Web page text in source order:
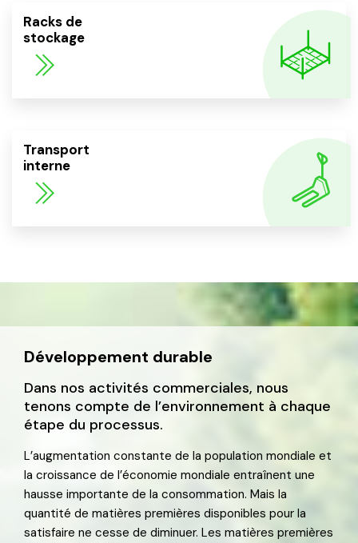
Racks de
stockage
Transport
interne
Développement durable
Dans nos activités commerciales, nous
tenons compte de l’environnement à chaque
étape du processus.
L’augmentation constante de la population mondiale et
la croissance de l’économie mondiale entraînent une
hausse importante de la consommation. Mais la
quantité de matières premières disponibles pour la
satisfaire ne cesse de diminuer. Les matières premières